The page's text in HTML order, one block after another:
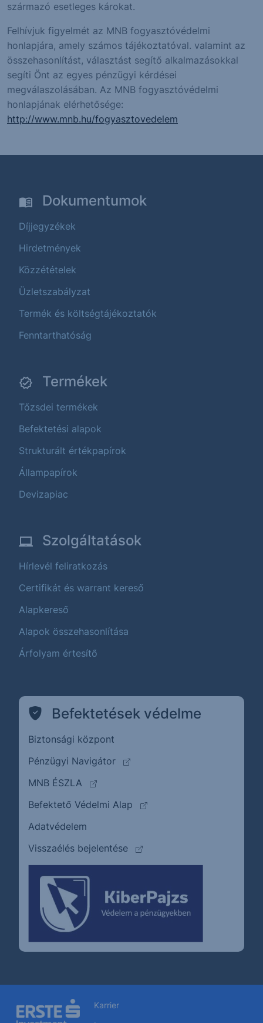
származó esetleges károkat.
Felhívjuk figyelmét az MNB fogyasztóvédelmi
honlapjára, amely számos tájékoztatóval. valamint az
összehasonlítást, választást segítő alkalmazásokkal
segíti Önt az egyes pénzügyi kérdései
megválaszolásában. Az MNB fogyasztóvédelmi
honlapjának elérhetősége:
http://www.mnb.hu/fogyasztovedelem
Dokumentumok
Díjjegyzékek
Hirdetmények
Közzétételek
Üzletszabályzat
Termék és költségtájékoztatók
Fenntarthatóság
Termékek
Tőzsdei termékek
Befektetési alapok
Strukturált értékpapírok
Állampapírok
Devizapiac
Szolgáltatások
Hírlevél feliratkozás
Certifikát és warrant kereső
Alapkereső
Alapok összehasonlítása
Árfolyam értesítő
Befektetések védelme
Biztonsági központ
Pénzügyi Navigátor
(külső oldalra ugrik)
MNB ÉSZLA
(külső oldalra ugrik)
Befektető Védelmi Alap
(külső oldalra ugrik)
Adatvédelem
Visszaélés bejelentése
(külső oldalra ugrik)
Karrier